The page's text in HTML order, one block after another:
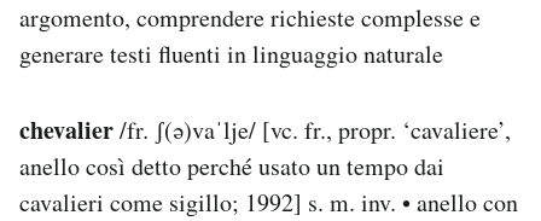
argomento, comprendere richieste complesse e
generare testi fluenti in linguaggio naturale
chevalier/fr. ʃ(ə)vaˈlje/ [vc. fr., propr. ‘cavaliere’,
anello così detto perché usato un tempo dai
cavalieri come sigillo; 1992] s. m. inv. • anello con